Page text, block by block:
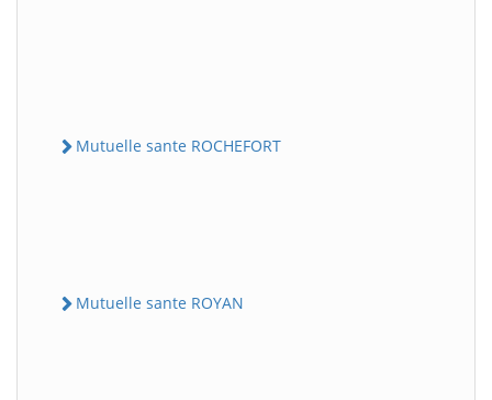
Mutuelle sante ROCHEFORT
Mutuelle sante ROYAN